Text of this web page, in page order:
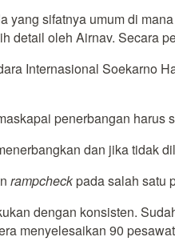
yang sifatnya umum di
detail oleh Airnav. Secara
Internasional Soekarno
penerbangan harus
dan jika tidak
rampcheckpada salah satu
dengan konsisten.
menyelesaikan 90